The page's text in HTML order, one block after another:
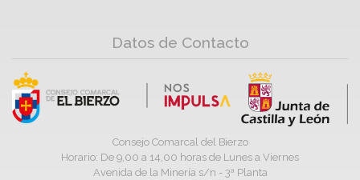
Datos de Contacto
Consejo Comarcal del Bierzo
Horario: De 9,00 a 14,00 horas de Lunes a Viernes
Avenida de la Minería s/n - 3ª Planta